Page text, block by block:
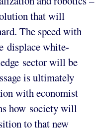
that will
The speed with
displace white-
sector will be
is ultimately
with economist
how society will
to that new